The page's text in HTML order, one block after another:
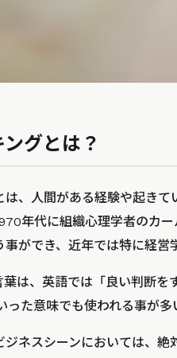
グとは？
、人間がある経験や起きて
年代に組織心理学者のカ
ができ、近年では特に経営
葉は、英語では「良い判断
た意味でも使われる事が多
ジネスシーンにおいては、